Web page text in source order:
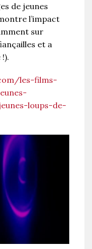
de jeunes
l’impact
sur
et a
les-films-
loups-de-